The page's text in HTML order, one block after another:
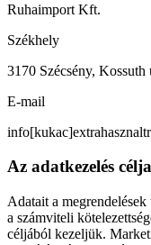
Ruhaimport Kft.
Székhely
3170 Szécsény, Kossuth
E-mail
Az adatkezelés
Adatait a megrendelések
a számviteli
céljából kezeljük.